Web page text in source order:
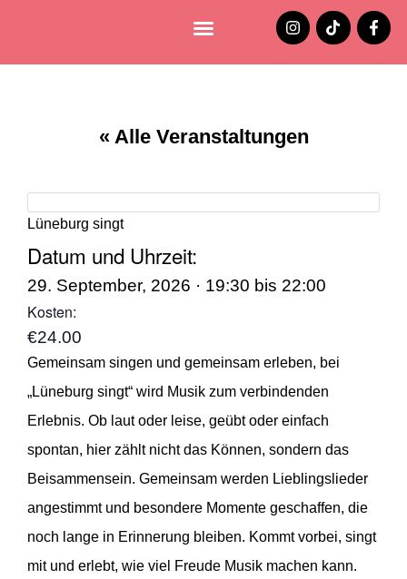
« Alle Veranstaltungen
Lüneburg singt
Datum und Uhrzeit:
29. September, 2026 · 19:30 bis 22:00
Kosten:
€24.00
Gemeinsam singen und gemeinsam erleben, bei
„Lüneburg singt“ wird Musik zum verbindenden
Erlebnis. Ob laut oder leise, geübt oder einfach
spontan, hier zählt nicht das Können, sondern das
Beisammensein. Gemeinsam werden Lieblingslieder
angestimmt und besondere Momente geschaffen, die
noch lange in Erinnerung bleiben. Kommt vorbei, singt
mit und erlebt, wie viel Freude Musik machen kann.